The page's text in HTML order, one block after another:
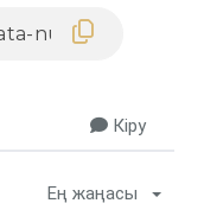
Кіру
Ең жаңасы